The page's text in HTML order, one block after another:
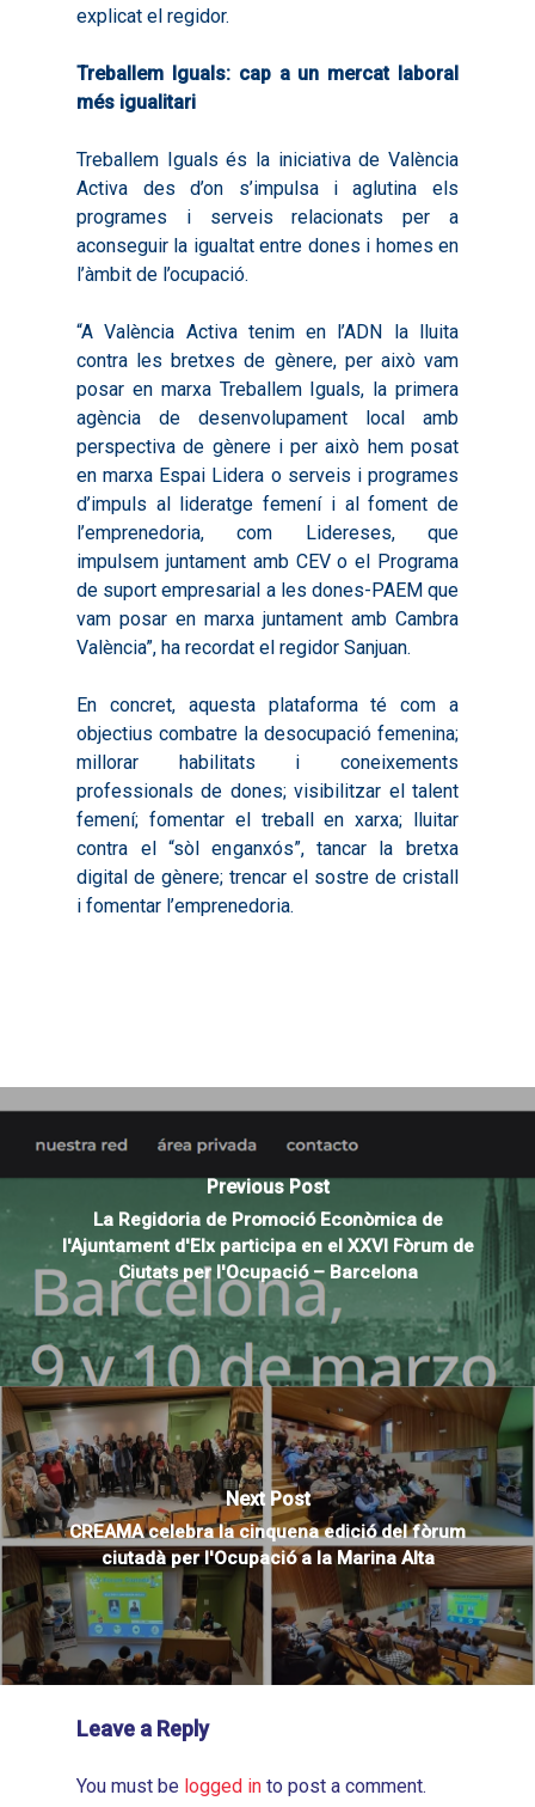
explicat el regidor.
Treballem Iguals: cap a un mercat laboral
més igualitari
Treballem Iguals és la iniciativa de València
Activa des d’on s’impulsa i aglutina els
programes i serveis relacionats per a
aconseguir la igualtat entre dones i homes en
l’àmbit de l’ocupació.
“A València Activa tenim en l’ADN la lluita
contra les bretxes de gènere, per això vam
posar en marxa Treballem Iguals, la primera
agència de desenvolupament local amb
perspectiva de gènere i per això hem posat
en marxa Espai Lidera o serveis i programes
d’impuls al lideratge femení i al foment de
l’emprenedoria, com Lidereses, que
impulsem juntament amb CEV o el Programa
de suport empresarial a les dones-PAEM que
vam posar en marxa juntament amb Cambra
València”, ha recordat el regidor Sanjuan.
En concret, aquesta plataforma té com a
objectius combatre la desocupació femenina;
millorar habilitats i coneixements
professionals de dones; visibilitzar el talent
femení; fomentar el treball en xarxa; lluitar
contra el “sòl enganxós”, tancar la bretxa
digital de gènere; trencar el sostre de cristall
i fomentar l’emprenedoria.
Previous Post
La Regidoria de Promoció Econòmica de
l'Ajuntament d'Elx participa en el XXVI Fòrum de
Ciutats per l'Ocupació – Barcelona
Next Post
CREAMA celebra la cinquena edició del fòrum
ciutadà per l'Ocupació a la Marina Alta
Leave a Reply
You must be logged in to post a comment.